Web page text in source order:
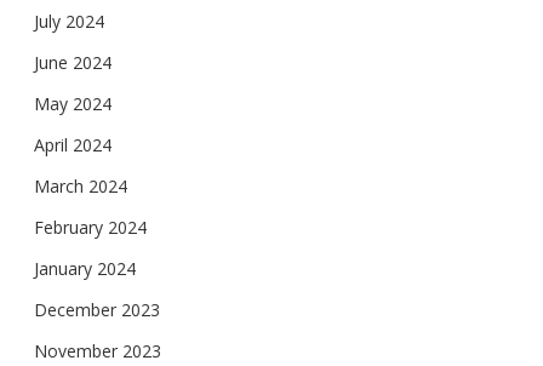
July 2024
June 2024
May 2024
April 2024
March 2024
February 2024
January 2024
December 2023
November 2023